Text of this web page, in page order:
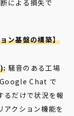
による損失で
ン基盤の構築】
騒音のある工場
Google Chat で
るだけで状況を報
アクション機能を